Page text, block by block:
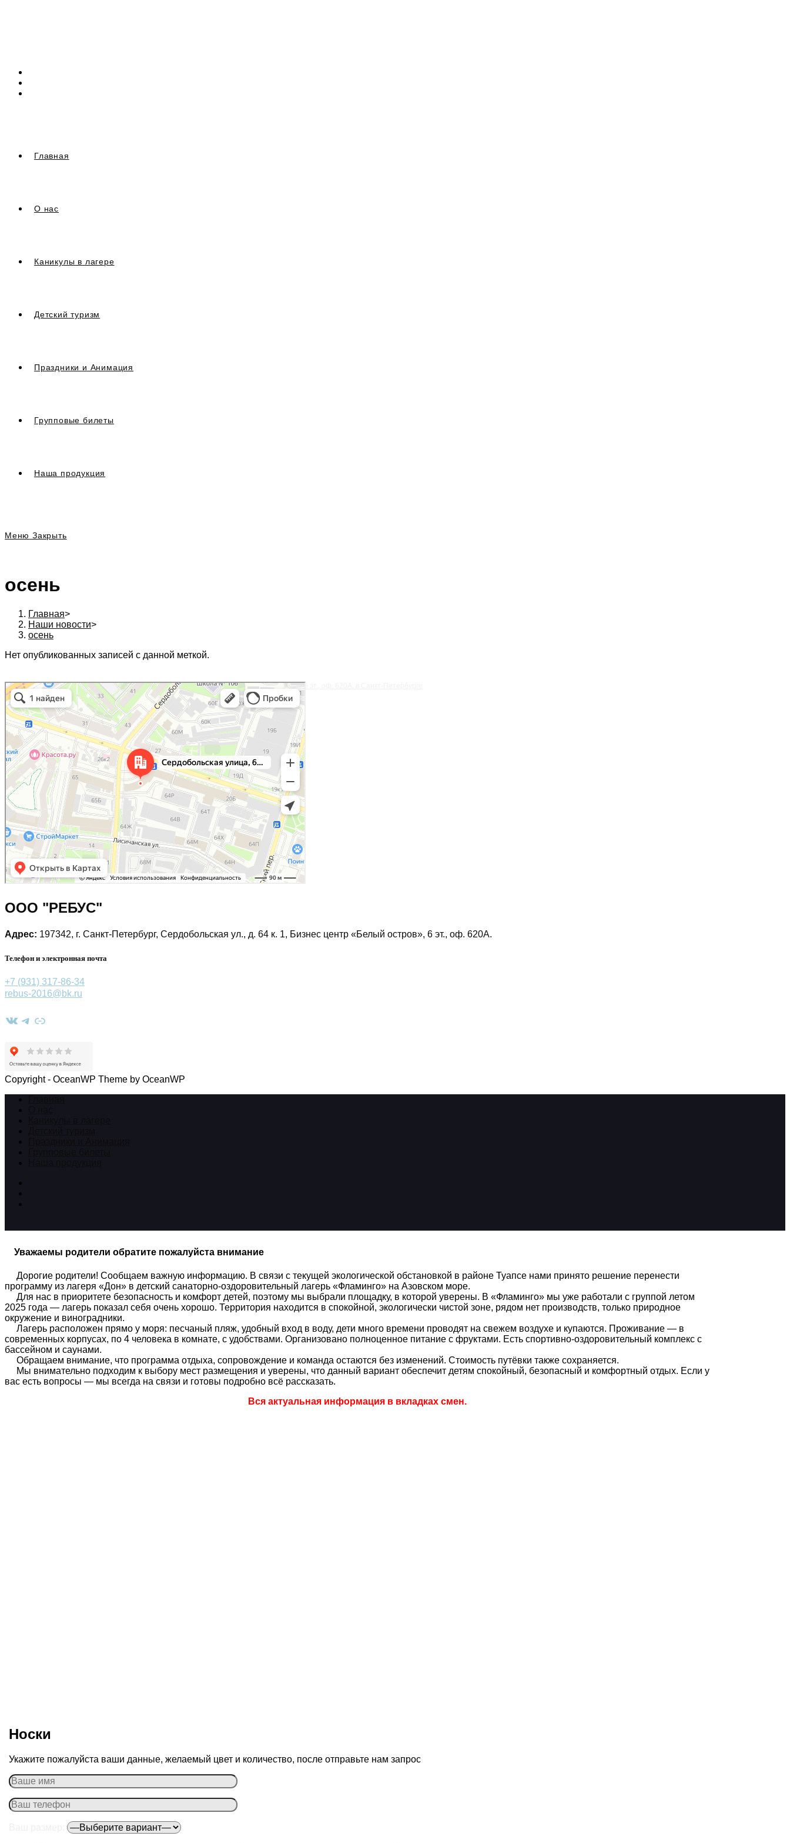
Главная
О нас
Каникулы в лагере
Детский туризм
Праздники и Анимация
Групповые билеты
Наша продукция
Меню Закрыть
осень
Главная>
Наши новости>
осень
Нет опубликованных записей с данной меткой.
197342, г. Санкт-Петербург, Сердобольская ул., д. 64 к. 1, Бизнес центр «Белый остров», 6 эт., оф. 620А. в Санкт‑Петербурге
Санкт‑Петербург
ООО "РЕБУС"
Адрес: 197342, г. Санкт-Петербург, Сердобольская ул., д. 64 к. 1, Бизнес центр «Белый остров», 6 эт., оф. 620А.
Телефон и электронная почта
+7 (931) 317-86-34
rebus-2016@bk.ru
ВКонтакте
Telegram
Ссылка
Copyright - OceanWP Theme by OceanWP
Уважаемы родители обратите пожалуйста внимание
Дорогие родители! Сообщаем важную информацию. В связи с текущей экологической обстановкой в районе Туапсе нами принято решение перенести
программу из лагеря «Дон» в детский санаторно-оздоровительный лагерь «Фламинго» на Азовском море.
Для нас в приоритете безопасность и комфорт детей, поэтому мы выбрали площадку, в которой уверены. В «Фламинго» мы уже работали с группой летом
2025 года — лагерь показал себя очень хорошо. Территория находится в спокойной, экологически чистой зоне, рядом нет производств, только природное
окружение и виноградники.
Лагерь расположен прямо у моря: песчаный пляж, удобный вход в воду, дети много времени проводят на свежем воздухе и купаются. Проживание — в
современных корпусах, по 4 человека в комнате, с удобствами. Организовано полноценное питание с фруктами. Есть спортивно-оздоровительный комплекс с
бассейном и саунами.
Обращаем внимание, что программа отдыха, сопровождение и команда остаются без изменений. Стоимость путёвки также сохраняется.
Мы внимательно подходим к выбору мест размещения и уверены, что данный вариант обеспечит детям спокойный, безопасный и комфортный отдых. Если у
вас есть вопросы — мы всегда на связи и готовы подробно всё рассказать.
Вся актуальная информация в вкладках смен.
Носки
Укажите пожалуйста ваши данные, желаемый цвет и количество, после отправьте нам запрос